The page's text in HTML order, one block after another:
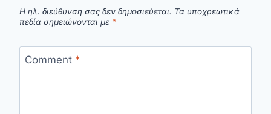
Η ηλ. διεύθυνση σας δεν δημοσιεύεται. Τα υποχρεωτικά
πεδία σημειώνονται με *
Comment *